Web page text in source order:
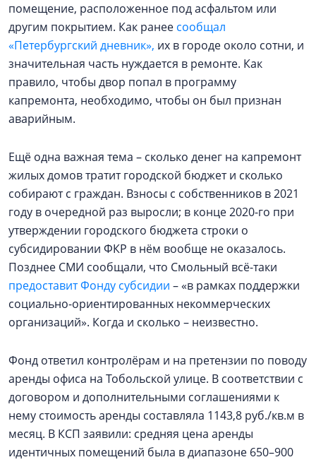
помещение, расположенное под асфальтом или
другим покрытием. Как ранее сообщал
«Петербургский дневник», их в городе около сотни, и
значительная часть нуждается в ремонте. Как
правило, чтобы двор попал в программу
капремонта, необходимо, чтобы он был признан
аварийным.
Ещё одна важная тема – сколько денег на капремонт
жилых домов тратит городской бюджет и сколько
собирают с граждан. Взносы с собственников в 2021
году в очередной раз выросли; в конце 2020-го при
утверждении городского бюджета строки о
субсидировании ФКР в нём вообще не оказалось.
Позднее СМИ сообщали, что Смольный всё-таки
предоставит Фонду субсидии – «в рамках поддержки
социально-ориентированных некоммерческих
организаций». Когда и сколько – неизвестно.
Фонд ответил контролёрам и на претензии по поводу
аренды офиса на Тобольской улице. В соответствии с
договором и дополнительными соглашениями к
нему стоимость аренды составляла 1143,8 руб./кв.м в
месяц. В КСП заявили: средняя цена аренды
идентичных помещений была в диапазоне 650–900